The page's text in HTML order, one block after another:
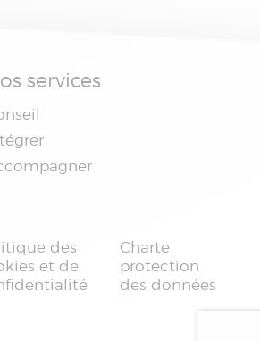
services
des
et de
Charte
protection
des données
UNE CONVERSATION